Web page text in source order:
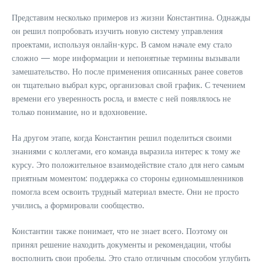
Представим несколько примеров из жизни Константина. Однажды
он решил попробовать изучить новую систему управления
проектами, используя онлайн-курс. В самом начале ему стало
сложно — море информации и непонятные термины вызывали
замешательство. Но после применения описанных ранее советов
он тщательно выбрал курс, организовал свой график. С течением
времени его уверенность росла, и вместе с ней появлялось не
только понимание, но и вдохновение.
На другом этапе, когда Константин решил поделиться своими
знаниями с коллегами, его команда выразила интерес к тому же
курсу. Это положительное взаимодействие стало для него самым
приятным моментом: поддержка со стороны единомышленников
помогла всем освоить трудный материал вместе. Они не просто
учились, а формировали сообщество.
Константин также понимает, что не знает всего. Поэтому он
принял решение находить документы и рекомендации, чтобы
восполнить свои пробелы. Это стало отличным способом углубить